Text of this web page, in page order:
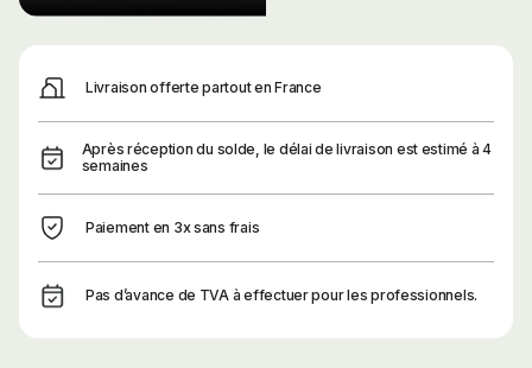
Livraison offerte partout en France
Après réception du solde, le délai de livraison est estimé à 4
semaines
Paiement en 3x sans frais
Pas d’avance de TVA à effectuer pour les professionnels.